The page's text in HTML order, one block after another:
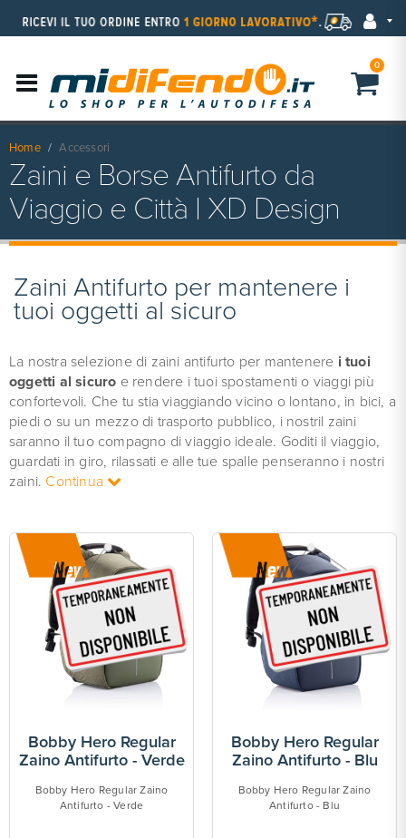
0
Home Accessori
Zaini e Borse Antifurto da
Viaggio e Città | XD Design
Zaini Antifurto per mantenere i
tuoi oggetti al sicuro
La nostra selezione di zaini antifurto per mantenere i tuoi
oggetti al sicuro e rendere i tuoi spostamenti o viaggi più
confortevoli. Che tu stia viaggiando vicino o lontano, in bici, a
piedi o su un mezzo di trasporto pubblico, i nostril zaini
saranno il tuo compagno di viaggio ideale. Goditi il viaggio,
guardati in giro, rilassati e alle tue spalle penseranno i nostri
zaini. Continua
Bobby Hero Regular
Zaino Antifurto - Verde
Bobby Hero Regular Zaino
Antifurto - Verde
Bobby Hero Regular
Zaino Antifurto - Blu
Bobby Hero Regular Zaino
Antifurto - Blu